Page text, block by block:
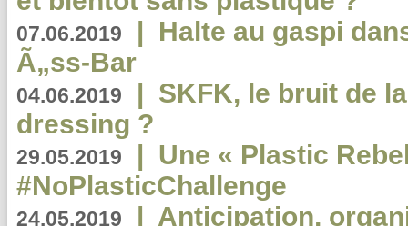
07.06.2019 | Halte au gaspi
Ã„ss-Bar
04.06.2019 | SKFK, le bruit de
dressing ?
29.05.2019 | Une « Plastic
#NoPlasticChallenge
24.05.2019 | Anticipation,